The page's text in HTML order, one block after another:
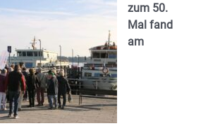
zum 50.
Mal fand
am